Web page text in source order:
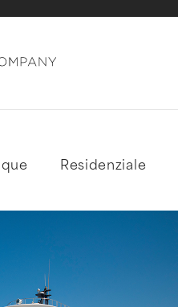
Residenziale